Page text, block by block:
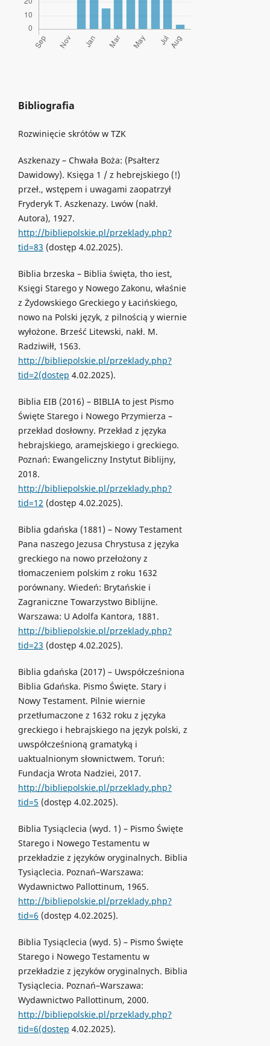
Bibliografia
Rozwinięcie skrótów w TZK
Aszkenazy – Chwała Boża: (Psałterz
Dawidowy). Księga 1 / z hebrejskiego (!)
przeł., wstępem i uwagami zaopatrzył
Fryderyk T. Aszkenazy. Lwów (nakł.
Autora), 1927.
http://bibliepolskie.pl/przeklady.php?
tid=83 (dostęp 4.02.2025).
Biblia brzeska – Biblia święta, tho iest,
Księgi Starego y Nowego Zakonu, właśnie
z Żydowskiego Greckiego y Łacińskiego,
nowo na Polski język, z pilnością y wiernie
wyłożone. Brześć Litewski, nakł. M.
Radziwiłł, 1563.
http://bibliepolskie.pl/przeklady.php?
tid=2(dostęp 4.02.2025).
Biblia EIB (2016) – BIBLIA to jest Pismo
Święte Starego i Nowego Przymierza –
przekład dosłowny. Przekład z języka
hebrajskiego, aramejskiego i greckiego.
Poznań: Ewangeliczny Instytut Biblijny,
2018.
http://bibliepolskie.pl/przeklady.php?
tid=12 (dostęp 4.02.2025).
Biblia gdańska (1881) – Nowy Testament
Pana naszego Jezusa Chrystusa z języka
greckiego na nowo przełożony z
tłomaczeniem polskim z roku 1632
porównany. Wiedeń: Brytańskie i
Zagraniczne Towarzystwo Biblijne.
Warszawa: U Adolfa Kantora, 1881.
http://bibliepolskie.pl/przeklady.php?
tid=23 (dostęp 4.02.2025).
Biblia gdańska (2017) – Uwspółcześniona
Biblia Gdańska. Pismo Święte. Stary i
Nowy Testament. Pilnie wiernie
przetłumaczone z 1632 roku z języka
greckiego i hebrajskiego na język polski, z
uwspółcześnioną gramatyką i
uaktualnionym słownictwem. Toruń:
Fundacja Wrota Nadziei, 2017.
http://bibliepolskie.pl/przeklady.php?
tid=5 (dostęp 4.02.2025).
Biblia Tysiąclecia (wyd. 1) – Pismo Święte
Starego i Nowego Testamentu w
przekładzie z języków oryginalnych. Biblia
Tysiąclecia. Poznań–Warszawa:
Wydawnictwo Pallottinum, 1965.
http://bibliepolskie.pl/przeklady.php?
tid=6 (dostęp 4.02.2025).
Biblia Tysiąclecia (wyd. 5) – Pismo Święte
Starego i Nowego Testamentu w
przekładzie z języków oryginalnych. Biblia
Tysiąclecia. Poznań–Warszawa:
Wydawnictwo Pallottinum, 2000.
http://bibliepolskie.pl/przeklady.php?
tid=6(dostęp 4.02.2025).